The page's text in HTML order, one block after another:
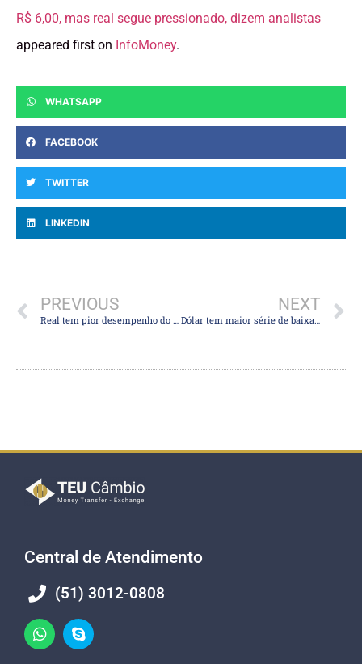
R$ 6,00, mas real segue pressionado, dizem analistas
appeared first on InfoMoney.
WHATSAPP
FACEBOOK
TWITTER
LINKEDIN
PREVIOUS NEXT
Dólar tem maior série de baixas desde novembro em semana marcada por Copom e Fed
Central de Atendimento
(51) 3012-0808